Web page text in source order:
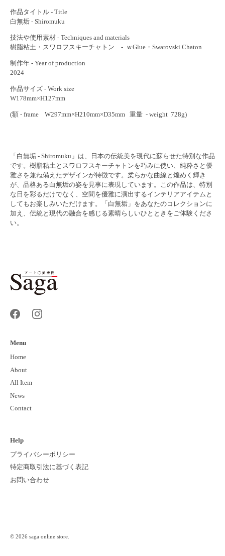
作品タイトル - Title
白無垢 - Shiromuku
技法や使用素材 - Techniques and materials
樹脂粘土・スワロフスキーチャトン - ｗGlue・Swarovski Chaton
制作年 - Year of production
2024
作品サイズ - Work size
W178mm×H127mm
(額 - frame W297mm×H210mm×D35mm 重量 - weight 728g)
「白無垢 - Shiromuku」は、日本の伝統美を現代に蘇らせた特別な作品
です。樹脂粘土とスワロフスキーチャトンを巧みに使い、純粋さと優
雅さを兼ね備えたデザインが特徴です。柔らかな曲線と煌めく輝き
が、品格ある白無垢の姿を見事に表現しています。この作品は、特別
な日を彩るだけでなく、空間を優雅に演出するインテリアアイテムと
してもお楽しみいただけます。「白無垢」をあなたのコレクションに
加え、伝統と現代の融合を感じる素晴らしいひとときをご体験くださ
い。
Menu
Home
About
All Item
News
Contact
Help
プライバシーポリシー
特定商取引法に基づく表記
お問い合わせ
© 2026 saga online store.